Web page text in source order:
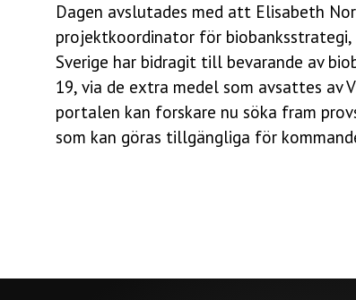
Dagen avslutades med att Elisabeth
projektkoordinator för biobanksstrategi,
Sverige har bidragit till bevarande av
19, via de extra medel som avsattes av
portalen kan forskare nu söka fram
som kan göras tillgängliga för